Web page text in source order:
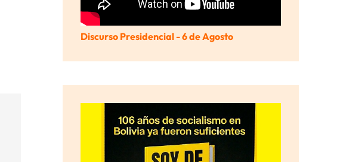
Discurso Presidencial - 6 de Agosto